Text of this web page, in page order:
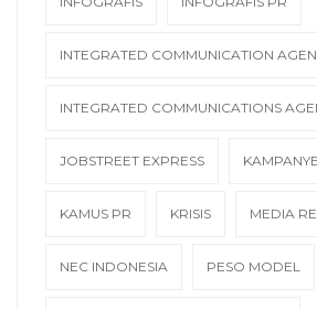
INTEGRATED COMMUNICATION
INTEGRATED COMMUNICATIONS
JOBSTREET EXPRESS
KAMUS PR KRISIS MEDIA
NEC INDONESIA PESO MODEL